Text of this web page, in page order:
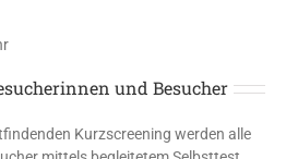
und Besucher
Kurzscreening werden alle